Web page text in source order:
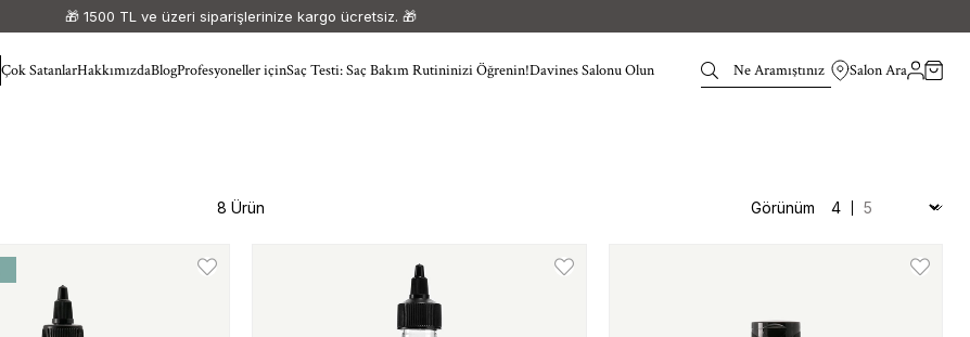
🎁 1500 TL ve üzeri siparişlerinize kargo ücretsiz. 🎁
Çok SatanlarHakkımızdaBlogProfesyoneller içinSaç Testi: Saç Bakım Rutininizi Öğrenin!Davines Salonu Olun Salon Ara
8 Ürün